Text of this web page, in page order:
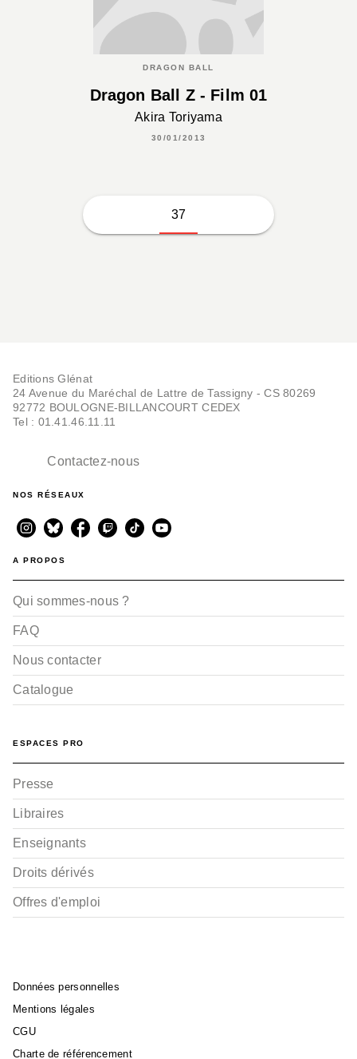
DRAGON BALL
Dragon Ball Z - Film 01
Akira Toriyama
30/01/2013
37
Editions Glénat
24 Avenue du Maréchal de Lattre de Tassigny - CS 80269
92772 BOULOGNE-BILLANCOURT CEDEX
Tel : 01.41.46.11.11
Contactez-nous
NOS RÉSEAUX
A PROPOS
Qui sommes-nous ?
FAQ
Nous contacter
Catalogue
ESPACES PRO
Presse
Libraires
Enseignants
Droits dérivés
Offres d'emploi
Données personnelles
Mentions légales
CGU
Charte de référencement